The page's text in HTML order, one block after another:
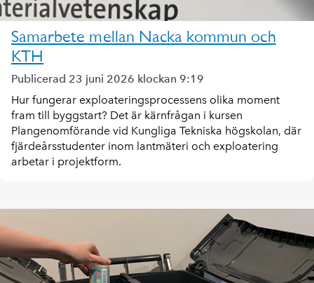
Samarbete mellan Nacka kommun och
KTH
Publicerad 23 juni 2026 klockan 9:19
Hur fungerar exploateringsprocessens olika moment
fram till byggstart? Det är kärnfrågan i kursen
Plangenomförande vid Kungliga Tekniska högskolan, där
fjärdeårsstudenter inom lantmäteri och exploatering
arbetar i projektform.